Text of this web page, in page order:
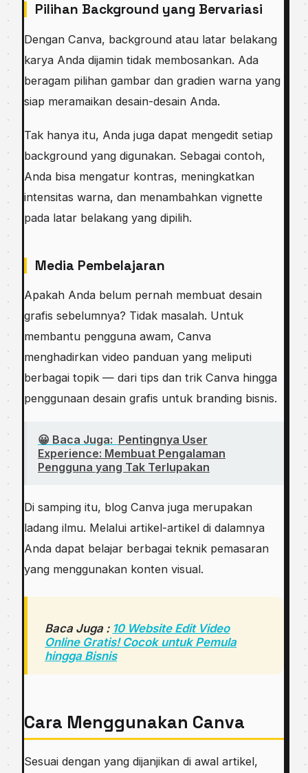
Pilihan Background yang Bervariasi
Dengan Canva, background atau latar belakang
karya Anda dijamin tidak membosankan. Ada
beragam pilihan gambar dan gradien warna yang
siap meramaikan desain-desain Anda.
Tak hanya itu, Anda juga dapat mengedit setiap
background yang digunakan. Sebagai contoh,
Anda bisa mengatur kontras, meningkatkan
intensitas warna, dan menambahkan vignette
pada latar belakang yang dipilih.
Media Pembelajaran
Apakah Anda belum pernah membuat desain
grafis sebelumnya? Tidak masalah. Untuk
membantu pengguna awam, Canva
menghadirkan video panduan yang meliputi
berbagai topik — dari tips dan trik Canva hingga
penggunaan desain grafis untuk branding bisnis.
😀 Baca Juga: Pentingnya User
Experience: Membuat Pengalaman
Pengguna yang Tak Terlupakan
Di samping itu, blog Canva juga merupakan
ladang ilmu. Melalui artikel-artikel di dalamnya
Anda dapat belajar berbagai teknik pemasaran
yang menggunakan konten visual.
Baca Juga : 10 Website Edit Video
Online Gratis! Cocok untuk Pemula
hingga Bisnis
Cara Menggunakan Canva
Sesuai dengan yang dijanjikan di awal artikel,